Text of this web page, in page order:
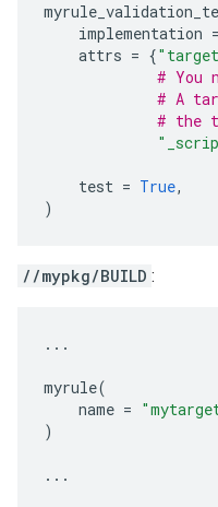
implementation =
attrs = {
# You
# A
# the
test = True,
)
//mypkg/BUILD :
...
myrule(
name =
)
...